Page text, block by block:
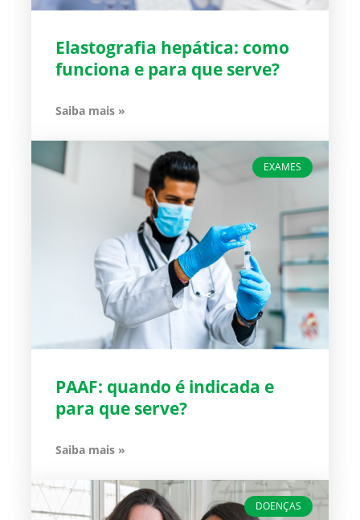
Elastografia hepática: como
funciona e para que serve?
Saiba mais »
EXAMES
PAAF: quando é indicada e
para que serve?
Saiba mais »
DOENÇAS